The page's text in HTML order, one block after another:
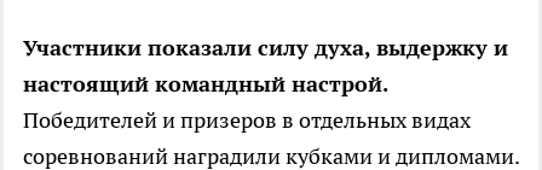
Участники показали силу духа, выдержку и
настоящий командный настрой.
Победителей и призеров в отдельных видах
соревнований наградили кубками и дипломами.